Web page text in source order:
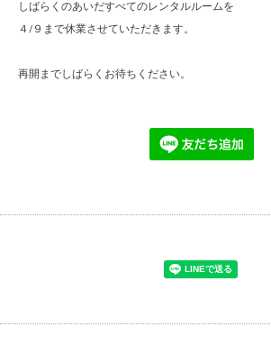
しばらくのあいだすべてのレンタルルームを
４/９まで休業させていただきます。
再開までしばらくお待ちください。